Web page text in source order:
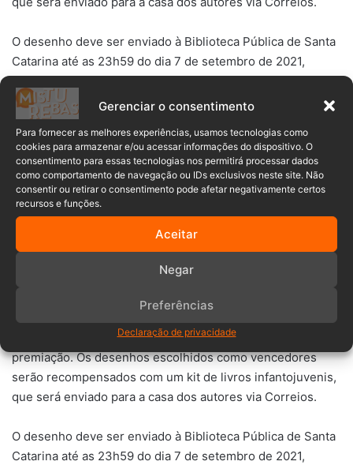
Gerenciar o consentimento
Para fornecer as melhores experiências, usamos tecnologias como
cookies para armazenar e/ou acessar informações do dispositivo. O
consentimento para essas tecnologias nos permitirá processar dados
como comportamento de navegação ou IDs exclusivos neste site. Não
consentir ou retirar o consentimento pode afetar negativamente certos
recursos e funções.
Aceitar
Negar
Preferências
Declaração de privacidade
O desenho deve ser enviado à Biblioteca Pública de Santa
Catarina até as 23h59 do dia 7 de setembro de 2021,
nos formatos descritos no regulamento do concurso. A
divulgação dos resultados será feita a partir das 14h de 29
de outubro de 2021 (Dia Nacional do Livro).
Mais informações podem ser obtidas exclusivamente pelo
e-mailartenabibliotecapublica@gmail.com
Regulmento Desafio Desenho do Livro que eu Li
disponível entre 0h01 do dia 18 de abril e 23h59 do dia 7
de setembro de 2021, ou até o limite de 500 inscrições.
Apenas o representante legal deve fazer a inscrição e cada
participante poderá concorrer com somente um desenho à
premiação. Os desenhos escolhidos como vencedores
serão recompensados com um kit de livros infantojuvenis,
que será enviado para a casa dos autores via Correios.
O desenho deve ser enviado à Biblioteca Pública de Santa
Catarina até as 23h59 do dia 7 de setembro de 2021,